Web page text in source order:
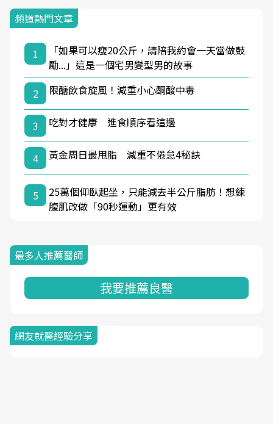
頻道熱門文章
1
「如果可以瘦20公斤，請陪我約會一天當做鼓
勵...」這是一個宅男變型男的故事
2
限醣飲食旋風！減重小心酮酸中毒
3 吃對才健康 進食順序看這邊
4 黃金周日最甩脂 減重不倦怠4秘訣
5
25萬個仰臥起坐，只能減去半公斤脂肪！想練
腹肌改做「90秒運動」更有效
最多人推薦醫師
我要推薦良醫
網友就醫經驗分享